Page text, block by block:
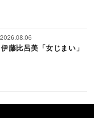
2026.08.06
藤比呂美「女じまい」